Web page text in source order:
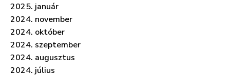
2025. január
2024. november
2024. október
2024. szeptember
2024. augusztus
2024. július